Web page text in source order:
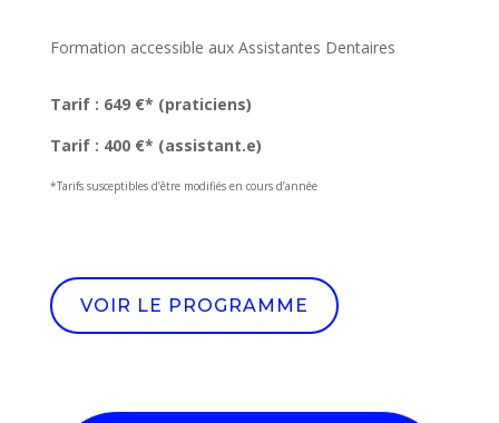
Formation accessible aux Assistantes Dentaires
Tarif : 649 €* (praticiens)
Tarif : 400 €* (assistant.e)
*Tarifs susceptibles d’être modifiés en cours d’année
VOIR LE PROGRAMME